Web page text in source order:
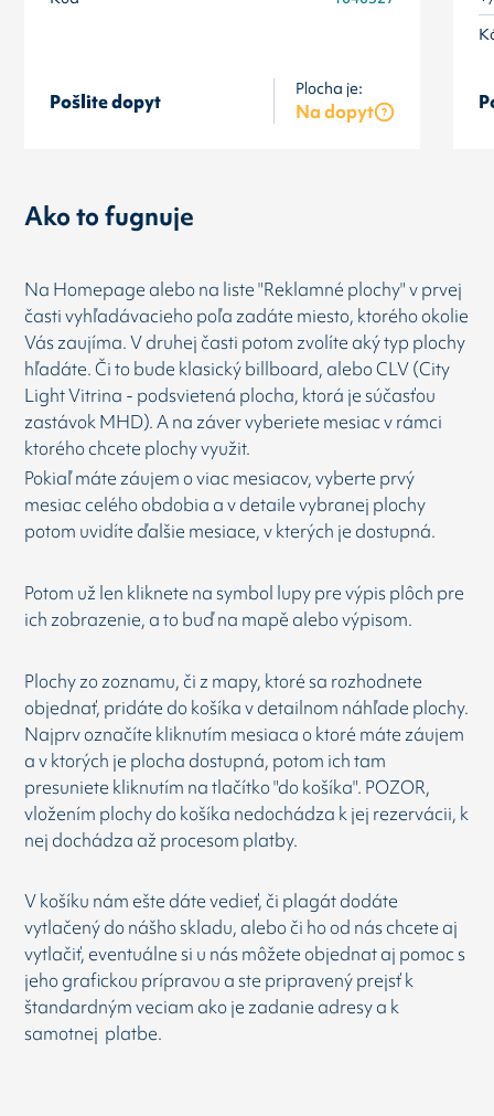
Pošlite dopyt
Plocha je:
Na dopyt
Ako to fugnuje
Na Homepage alebo na liste "Reklamné plochy" v prvej
časti vyhľadávacieho poľa zadáte miesto, ktorého okolie
Vás zaujíma. V druhej časti potom zvolíte aký typ plochy
hľadáte. Či to bude klasický billboard, alebo CLV (City
Light Vitrina - podsvietená plocha, ktorá je súčasťou
zastávok MHD). A na záver vyberiete mesiac v rámci
ktorého chcete plochy využit.
Pokiaľ máte záujem o viac mesiacov, vyberte prvý
mesiac celého obdobia a v detaile vybranej plochy
potom uvidíte ďalšie mesiace, v kterých je dostupná.
Potom už len kliknete na symbol lupy pre výpis plôch pre
ich zobrazenie, a to buď na mapě alebo výpisom.
Plochy zo zoznamu, či z mapy, ktoré sa rozhodnete
objednať, pridáte do košíka v detailnom náhľade plochy.
Najprv označíte kliknutím mesiaca o ktoré máte záujem
a v ktorých je plocha dostupná, potom ich tam
presuniete kliknutím na tlačítko "do košíka". POZOR,
vložením plochy do košíka nedochádza k jej rezervácii, k
nej dochádza až procesom platby.
V košíku nám ešte dáte vedieť, či plagát dodáte
vytlačený do nášho skladu, alebo či ho od nás chcete aj
vytlačiť, eventuálne si u nás môžete objednat aj pomoc s
jeho grafickou prípravou a ste pripravený prejsť k
štandardným veciam ako je zadanie adresy a k
samotnej platbe.